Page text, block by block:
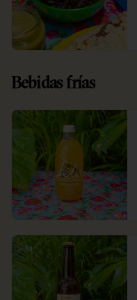
Bebidas frías